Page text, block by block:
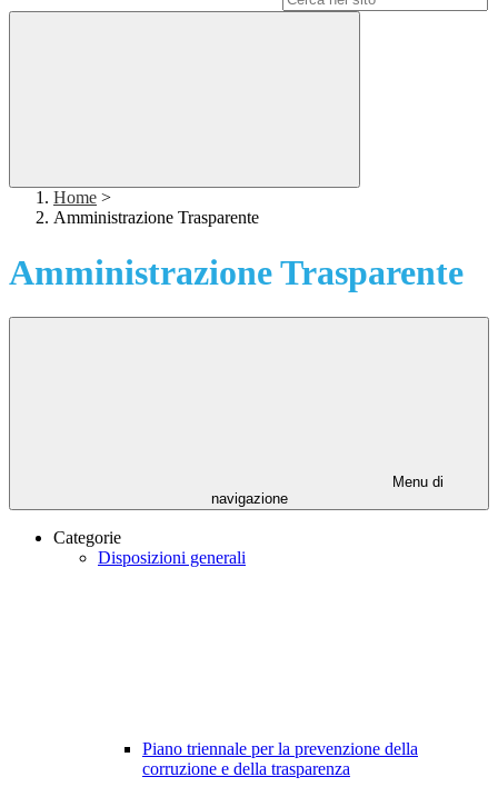
Home >
Amministrazione Trasparente
Amministrazione Trasparente
Menu di
navigazione
Categorie
Disposizioni generali
Piano triennale per la prevenzione della
corruzione e della trasparenza